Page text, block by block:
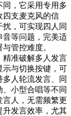
同，它采用专用多
四支麦克风的信
，可实现四人同
音等问题，完美适
管控难度。
精准破解多人发言
示与切换按键，可
人轮流发言、同
小型合唱等不同
人，无需频繁更
升发言效率，尤其